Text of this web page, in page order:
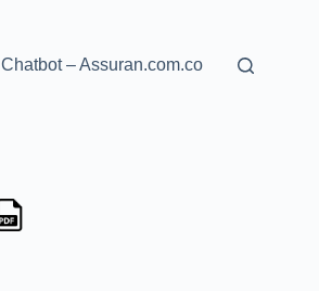
Chatbot – Assuran.com.co